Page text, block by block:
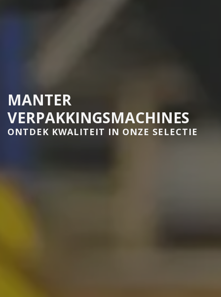
MANTER
VERPAKKINGSMACHINES
ONTDEK KWALITEIT IN ONZE SELECTIE